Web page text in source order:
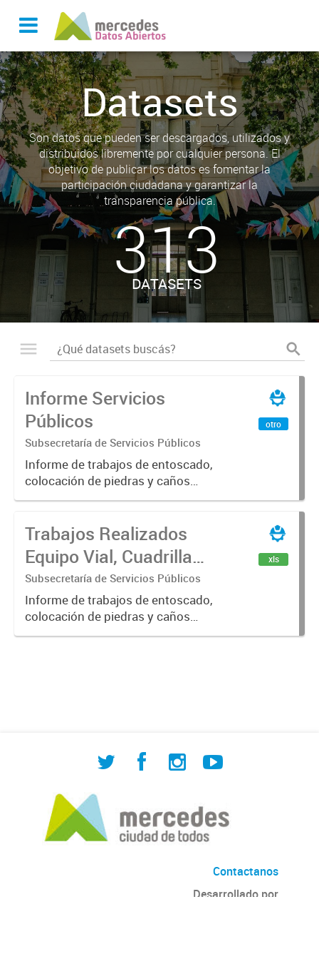
Datasets
Son datos que pueden ser descargados, utilizados y
distribuidos libremente por cualquier persona. El
objetivo de publicar los datos es fomentar la
participación ciudadana y garantizar la
transparencia pública.
313
DATASETS
Informe Servicios
Públicos
Subsecretaría de Servicios Públicos
Informe de trabajos de entoscado,
colocación de piedras y caños
(zanjeo - cruce de calles) Informe
construcción, colocación de tapa
registro, reparación...
otro
Trabajos Realizados
Equipo Vial, Cuadrilla
Bacheo, Servicio
Eléctrico - Noviembre
2021
Subsecretaría de Servicios Públicos
Informe de trabajos de entoscado,
colocación de piedras y caños
(zanjeo - cruce de calles) Informe
xls
Contactanos
Desarrollado por